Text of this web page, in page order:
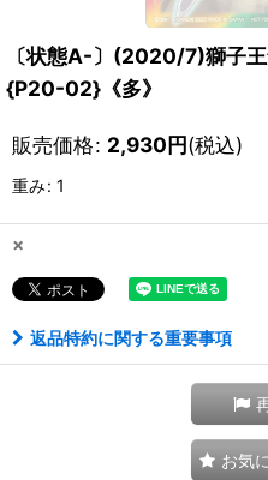
〔状態A-〕(2020/7)獅子王
{P20-02}《多》
販売価格: 2,930円(税込)
重み: 1
×
返品特約に関する重要事項
お気